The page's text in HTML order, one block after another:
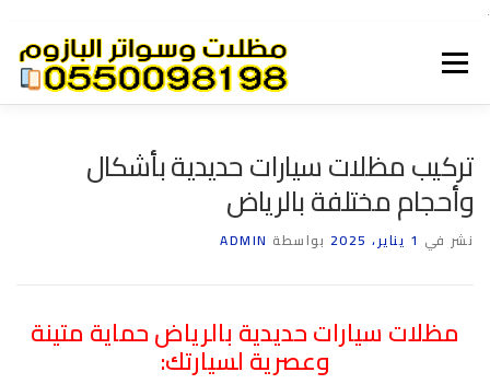
.
القائمة
مظلات الرياض
بيوت شعر قرميد
تركيب مظلات سيارات حديدية بأشكال
وأحجام مختلفة بالرياض
نشر في 1 يناير، 2025 بواسطة ADMIN
مظلات سيارات حديدية بالرياض حماية متينة
وعصرية لسيارتك: